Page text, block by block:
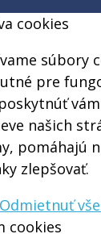
cookies
súbory
pre
našich
pomáhajú
zlepšovať.
Odmietnuť
cookies